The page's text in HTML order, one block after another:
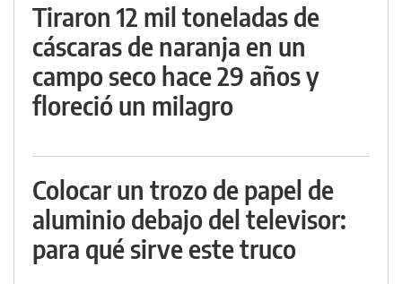
Tiraron 12 mil toneladas de
cáscaras de naranja en un
campo seco hace 29 años y
floreció un milagro
Colocar un trozo de papel de
aluminio debajo del televisor:
para qué sirve este truco